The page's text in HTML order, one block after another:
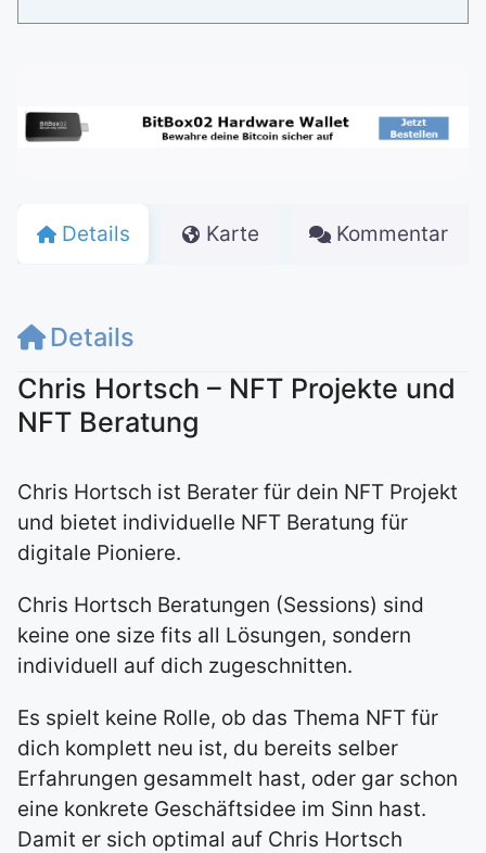
Details Karte Kommentar
Details
Chris Hortsch – NFT Projekte und
NFT Beratung
Chris Hortsch ist Berater für dein NFT Projekt
und bietet individuelle NFT Beratung für
digitale Pioniere.
Chris Hortsch Beratungen (Sessions) sind
keine one size fits all Lösungen, sondern
individuell auf dich zugeschnitten.
Es spielt keine Rolle, ob das Thema NFT für
dich komplett neu ist, du bereits selber
Erfahrungen gesammelt hast, oder gar schon
eine konkrete Geschäftsidee im Sinn hast.
Damit er sich optimal auf Chris Hortsch